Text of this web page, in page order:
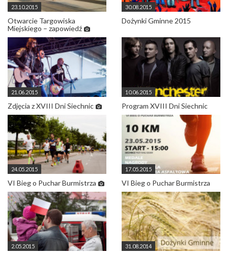
23.10.2015
Otwarcie Targowiska
Miejskiego – zapowiedź
30.08.2015
Dożynki Gminne 2015
21.06.2015
Zdjęcia z XVIII Dni Siechnic
10.06.2015
Program XVIII Dni Siechnic
24.05.2015
VI Bieg o Puchar Burmistrza
17.05.2015
VI Bieg o Puchar Burmistrza
2.05.2015 31.08.2014